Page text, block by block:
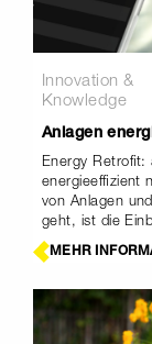
Innovation &
Knowledge
Anlagen
Energy Retrofit:
energieeffizient
von Anlagen
geht, ist die
MEHR